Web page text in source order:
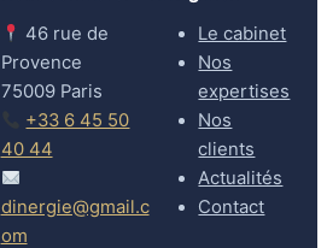
46 rue de
Provence
75009 Paris
+33 6 45 50
40 44
dinergie@gmail.c
om
Le cabinet
Nos
expertises
Nos
clients
Actualités
Contact